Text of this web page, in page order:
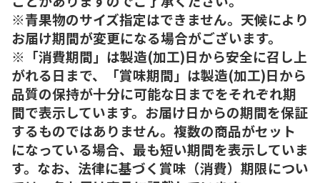
※青果物のサイズ指定はできません。天候により
お届け期間が変更になる場合がございます。
※「消費期間」は製造(加工)日から安全に召し上
がれる日まで、「賞味期間」は製造(加工)日から
品質の保持が十分に可能な日までをそれぞれ期
間で表示しています。お届け日からの期間を保証
するものではありません。複数の商品がセット
になっている場合、最も短い期間を表示していま
す。なお、法律に基づく賞味（消費）期限につい